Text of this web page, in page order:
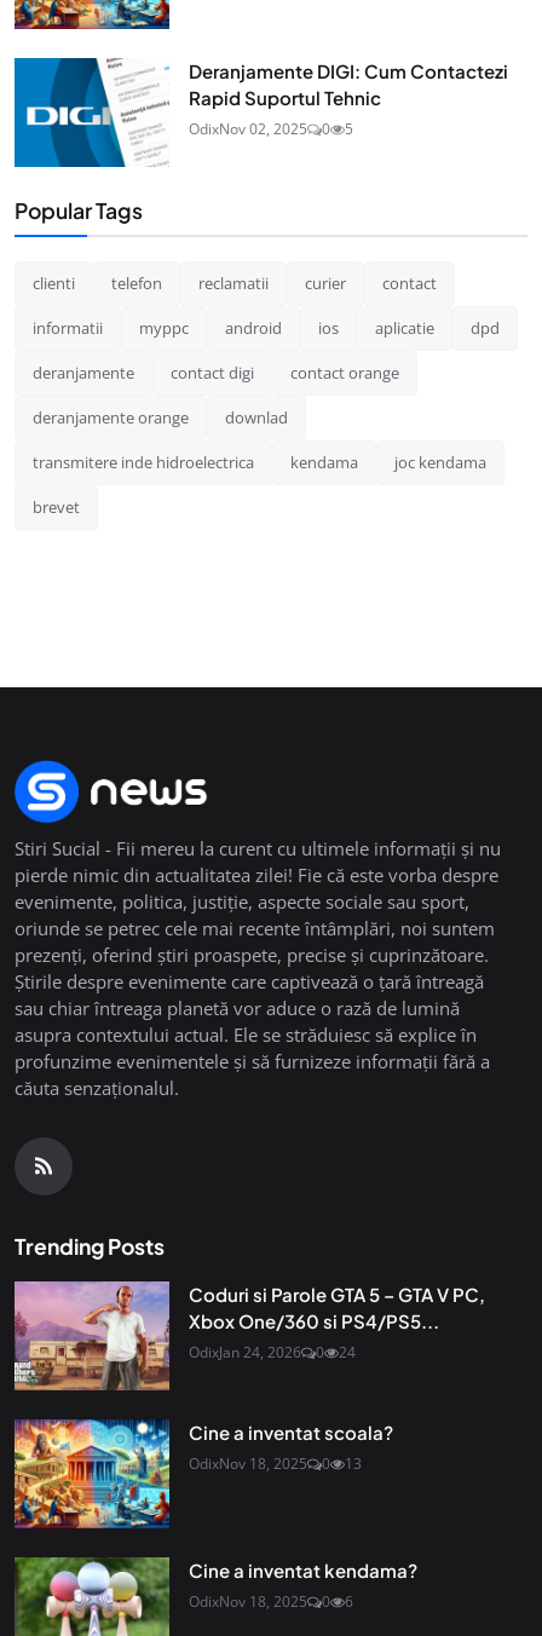
Deranjamente DIGI: Cum Contactezi
Rapid Suportul Tehnic
OdixNov 02, 2025 0 5
Popular Tags
clienti telefon reclamatii curier contact
informatii myppc android ios aplicatie dpd
deranjamente contact digi contact orange
deranjamente orange downlad
transmitere inde hidroelectrica kendama joc kendama
brevet
Stiri Sucial - Fii mereu la curent cu ultimele informații și nu
pierde nimic din actualitatea zilei! Fie că este vorba despre
evenimente, politica, justiție, aspecte sociale sau sport,
oriunde se petrec cele mai recente întâmplări, noi suntem
prezenți, oferind știri proaspete, precise și cuprinzătoare.
Știrile despre evenimente care captivează o țară întreagă
sau chiar întreaga planetă vor aduce o rază de lumină
asupra contextului actual. Ele se străduiesc să explice în
profunzime evenimentele și să furnizeze informații fără a
căuta senzaționalul.
Trending Posts
Coduri si Parole GTA 5 – GTA V PC,
Xbox One/360 si PS4/PS5...
OdixJan 24, 2026 0 24
Cine a inventat scoala?
OdixNov 18, 2025 0 13
Cine a inventat kendama?
OdixNov 18, 2025 0 6